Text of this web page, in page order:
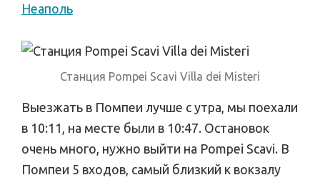
Неаполь
Станция Pompei Scavi Villa dei Misteri
Выезжать в Помпеи лучше с утра, мы поехали
в 10:11, на месте были в 10:47. Остановок
очень много, нужно выйти на Pompei Scavi. В
Помпеи 5 входов, самый близкий к вокзалу